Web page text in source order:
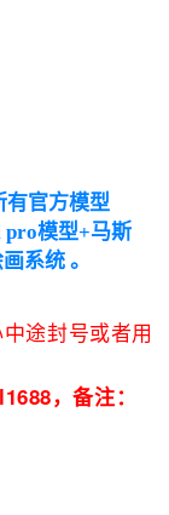
有官方模型
pro模型+马斯
系统 。
途封号或者用
，备注：